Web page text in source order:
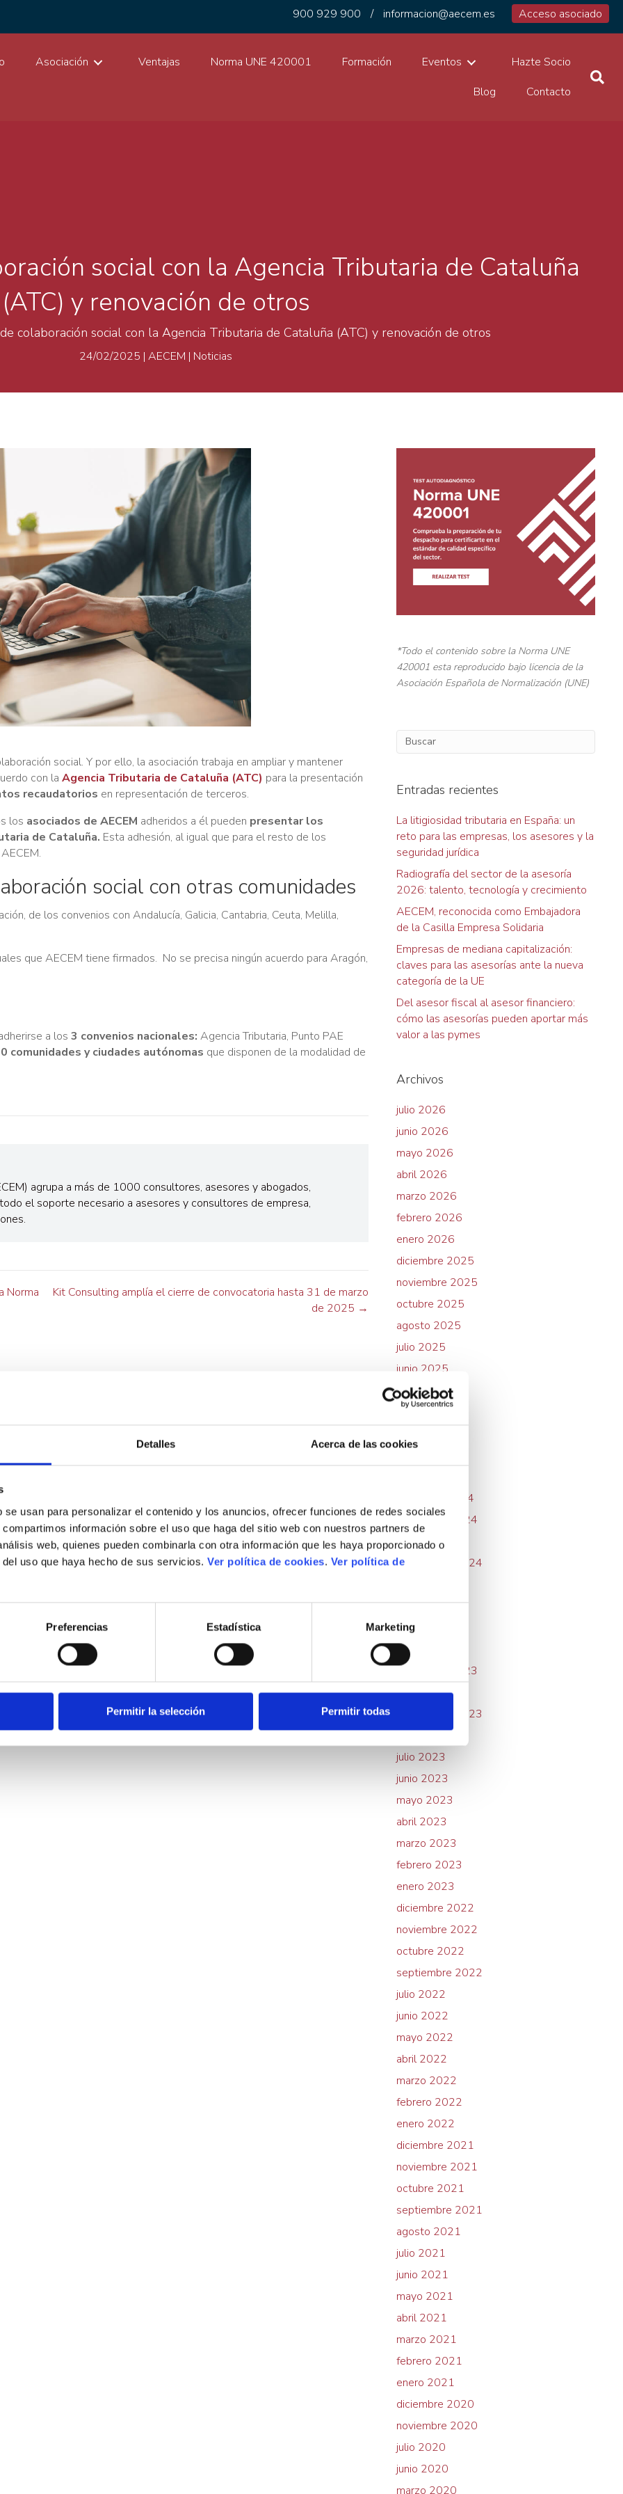
Detalles Acerca de las cookies
usan para personalizar el contenido y los anuncios, ofrecer funciones de redes sociales
información sobre el uso que haga del sitio web con nuestros partners de
web, quienes pueden combinarla con otra información que les haya proporcionado o
uso que haya hecho de sus servicios. Ver política de cookies. Ver política de
Preferencias Estadística Marketing
Permitir la selección Permitir todas
900 929 900 / informacion@aecem.es Acceso asociado
Asociación Ventajas Norma UNE 420001 Formación Eventos
Hazte Socio
Blog
Contacto
social con la Agencia Tributaria de Cataluña
(ATC) y renovación de otros
colaboración social con la Agencia Tributaria de Cataluña (ATC) y renovación de otros
24/02/2025 | AECEM | Noticias
social. Y por ello, la asociación trabaja en ampliar y mantener
con la Agencia Tributaria de Cataluña (ATC) para la presentación
recaudatorios en representación de terceros.
los asociados de AECEM adheridos a él pueden presentar los
de Cataluña. Esta adhesión, al igual que para el resto de los
social con otras comunidades
de los convenios con Andalucía, Galicia, Cantabria, Ceuta, Melilla,
que AECEM tiene firmados. No se precisa ningún acuerdo para Aragón,
a los 3 convenios nacionales: Agencia Tributaria, Punto PAE
comunidades y ciudades autónomas que disponen de la modalidad de
agrupa a más de 1000 consultores, asesores y abogados,
el soporte necesario a asesores y consultores de empresa,
Norma
Kit Consulting amplía el cierre de convocatoria hasta 31 de marzo
de 2025 →
*Todo el contenido sobre la Norma UNE
420001 esta reproducido bajo licencia de la
Asociación Española de Normalización (UNE)
Entradas recientes
La litigiosidad tributaria en España: un
reto para las empresas, los asesores y la
seguridad jurídica
Radiografía del sector de la asesoría
2026: talento, tecnología y crecimiento
AECEM, reconocida como Embajadora
de la Casilla Empresa Solidaria
Empresas de mediana capitalización:
claves para las asesorías ante la nueva
categoría de la UE
Del asesor fiscal al asesor financiero:
cómo las asesorías pueden aportar más
valor a las pymes
Archivos
julio 2026
junio 2026
mayo 2026
abril 2026
marzo 2026
febrero 2026
enero 2026
diciembre 2025
noviembre 2025
octubre 2025
agosto 2025
julio 2025
junio 2025
mayo 2025
abril 2025
diciembre 2024
noviembre 2024
octubre 2024
septiembre 2024
mayo 2024
febrero 2024
enero 2024
noviembre 2023
octubre 2023
septiembre 2023
agosto 2023
julio 2023
junio 2023
mayo 2023
abril 2023
marzo 2023
febrero 2023
enero 2023
diciembre 2022
noviembre 2022
octubre 2022
septiembre 2022
julio 2022
junio 2022
mayo 2022
abril 2022
marzo 2022
febrero 2022
enero 2022
diciembre 2021
noviembre 2021
octubre 2021
septiembre 2021
agosto 2021
julio 2021
junio 2021
mayo 2021
abril 2021
marzo 2021
febrero 2021
enero 2021
diciembre 2020
noviembre 2020
julio 2020
junio 2020
marzo 2020